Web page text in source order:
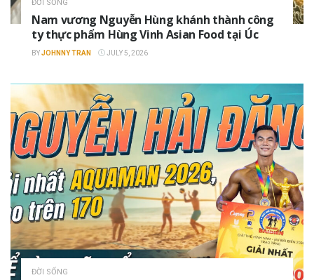
ĐỜI SỐNG
Nam vương Nguyễn Hùng khánh thành công
ty thực phẩm Hùng Vinh Asian Food tại Úc
BYJOHNNY TRAN JULY 5, 2026
ĐỜI SỐNG